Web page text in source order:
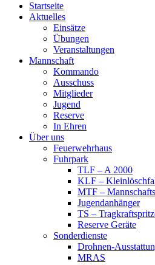
Startseite
Aktuelles
Einsätze
Übungen
Veranstaltungen
Mannschaft
Kommando
Ausschuss
Mitglieder
Jugend
Reserve
In Ehren
Über uns
Feuerwehrhaus
Fuhrpark
TLF – A 2000
KLF –
MTF –
Jugendanhänger
TS –
Reserve Geräte
Sonderdienste
Drohnen-
MRAS